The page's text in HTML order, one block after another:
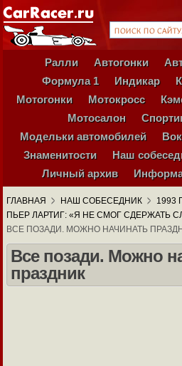
Ралли Автогонки
Формула 1
Индикар
Мотогонки
Мотокросс
Мотосалон
Модельки автомобилей
Знаменитости
Наш
Личный архив
ГЛАВНАЯ НАШ СОБЕСЕДНИК
1993
ПЬЕР ЛАРТИГ: «Я НЕ СМОГ СДЕРЖАТЬ
ВСЕ ПОЗАДИ. МОЖНО НАЧИНАТЬ
Все позади. Можно
праздник